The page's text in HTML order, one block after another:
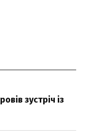
зустріч із